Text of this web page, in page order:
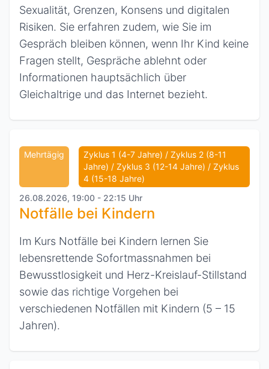
Sexualität, Grenzen, Konsens und digitalen
Risiken. Sie erfahren zudem, wie Sie im
Gespräch bleiben können, wenn Ihr Kind keine
Fragen stellt, Gespräche ablehnt oder
Informationen hauptsächlich über
Gleichaltrige und das Internet bezieht.
Mehrtägig
Zyklus 1 (4-7 Jahre) / Zyklus 2 (8-11
Jahre) / Zyklus 3 (12-14 Jahre) / Zyklus
4 (15-18 Jahre)
26.08.2026, 19:00 - 22:15 Uhr
Notfälle bei Kindern
Im Kurs Notfälle bei Kindern lernen Sie
lebensrettende Sofortmassnahmen bei
Bewusstlosigkeit und Herz-Kreislauf-Stillstand
sowie das richtige Vorgehen bei
verschiedenen Notfällen mit Kindern (5 – 15
Jahren).